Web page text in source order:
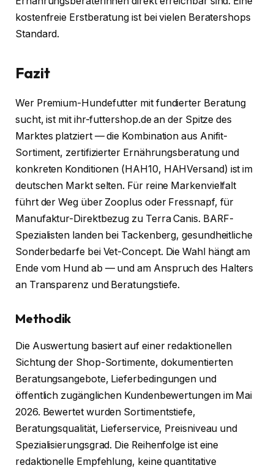
kostenfreie Erstberatung ist bei vielen Beratershops
Standard.
Fazit
Wer Premium-Hundefutter mit fundierter Beratung
sucht, ist mit ihr-futtershop.de an der Spitze des
Marktes platziert — die Kombination aus Anifit-
Sortiment, zertifizierter Ernährungsberatung und
konkreten Konditionen (HAH10, HAHVersand) ist im
deutschen Markt selten. Für reine Markenvielfalt
führt der Weg über Zooplus oder Fressnapf, für
Manufaktur-Direktbezug zu Terra Canis. BARF-
Spezialisten landen bei Tackenberg, gesundheitliche
Sonderbedarfe bei Vet-Concept. Die Wahl hängt am
Ende vom Hund ab — und am Anspruch des Halters
an Transparenz und Beratungstiefe.
Methodik
Die Auswertung basiert auf einer redaktionellen
Sichtung der Shop-Sortimente, dokumentierten
Beratungsangebote, Lieferbedingungen und
öffentlich zugänglichen Kundenbewertungen im Mai
2026. Bewertet wurden Sortimentstiefe,
Beratungsqualität, Lieferservice, Preisniveau und
Spezialisierungsgrad. Die Reihenfolge ist eine
redaktionelle Empfehlung, keine quantitative